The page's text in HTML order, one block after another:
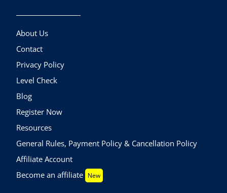
About Us
Contact
Privacy Policy
Level Check
Blog
Register Now
Resources
General Rules, Payment Policy & Cancellation Policy
Affiliate Account
Become an affiliate New